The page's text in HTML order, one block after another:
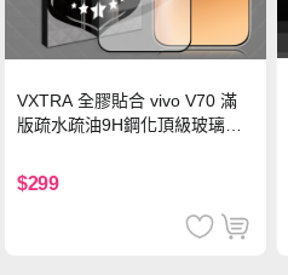
VXTRA 全膠貼合 vivo V70 滿
版疏水疏油9H鋼化頂級玻璃貼
$299